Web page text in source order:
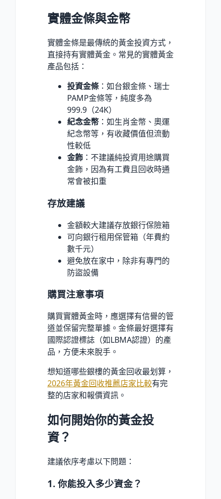
實體金條與金幣
實體金條是最傳統的黃金投資方式，
直接持有實體黃金。常見的實體黃金
產品包括：
投資金條 ：如台銀金條、瑞士
PAMP金條等，純度多為
999.9（24K）
紀念金幣 ：如生肖金幣、奧運
紀念幣等，有收藏價值但流動
性較低
金飾 ：不建議純投資用途購買
金飾，因為有工費且回收時通
常會被扣重
存放建議
金額較大建議存放銀行保險箱
可向銀行租用保管箱（年費約
數千元）
避免放在家中，除非有專門的
防盜設備
購買注意事項
購買實體黃金時，應選擇有信譽的管
道並保留完整單據。金條最好選擇有
國際認證標誌（如LBMA認證）的產
品，方便未來脫手。
想知道哪些銀樓的黃金回收最划算，
2026年黃金回收推薦店家比較有完
整的店家和報價資訊。
如何開始你的黃金投
資？
建議依序考慮以下問題：
1. 你能投入多少資金？